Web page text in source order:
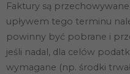
Faktury są
upływem tego terminu
powinny być pobrane i
jeśli nadal, dla celów
wymagane (np. środki